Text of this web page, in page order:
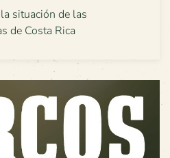
situación de las
de Costa Rica